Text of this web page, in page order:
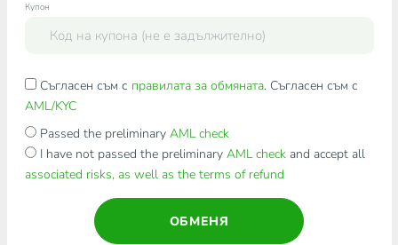
Купон
Съгласен съм с правилата за обмяната. Съгласен съм с
AML/KYC
Passed the preliminary AML check
I have not passed the preliminary AML checkand accept all
associated risks, as well as the terms of refund
ОБМЕНЯ